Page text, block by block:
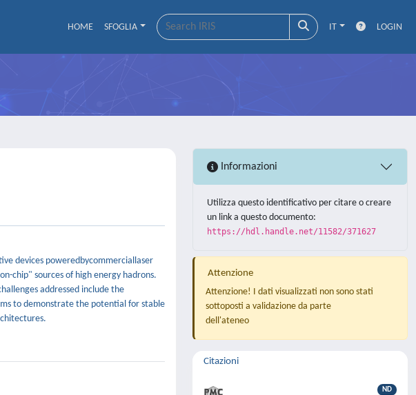
HOME SFOGLIA IT LOGIN
devices poweredbycommerciallaser
chip" sources of high energy hadrons.
addressed include the
to demonstrate the potential for stable
Informazioni
Utilizza questo identificativo per citare o creare
un link a questo documento:
https://hdl.handle.net/11582/371627
Attenzione
Attenzione! I dati visualizzati non sono stati
sottoposti a validazione da parte
dell'ateneo
Citazioni
ND